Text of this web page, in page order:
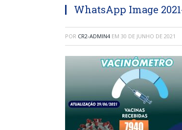
WhatsApp Image
POR CR2-ADMIN4 EM 30 DE JUNHO DE 2021